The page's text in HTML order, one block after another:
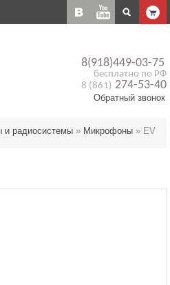
8(918)449-03-75
бесплатно по РФ
8 (861) 274-53-40
Обратный звонок
и радиосистемы » Микрофоны » EV